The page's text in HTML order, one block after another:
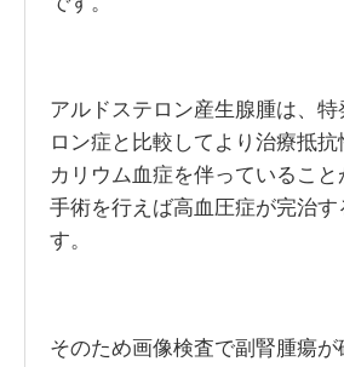
アルドステロン産生腺腫は、
ロン症と比較してより治療抵
カリウム血症を伴っていること
手術を行えば高血圧症が完治す
す。
そのため画像検査で副腎腫瘍が